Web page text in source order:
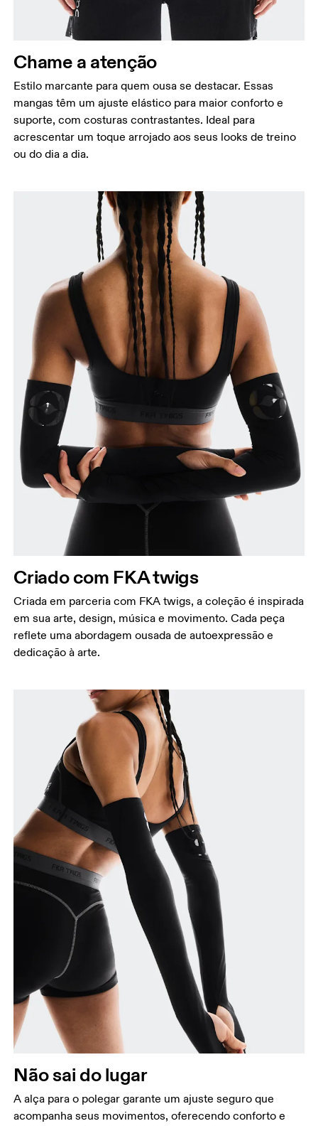
Comprimento do braço
Com o braço relaxado, meça do ombro ao punho.
Bíceps
Com o braço relaxado, meça ao redor da parte
mais larga da parte superior.
Chame a atenção
Estilo marcante para quem ousa se destacar. Essas
mangas têm um ajuste elástico para maior conforto e
suporte, com costuras contrastantes. Ideal para
acrescentar um toque arrojado aos seus looks de treino
ou do dia a dia.
Criado com FKA twigs
Criada em parceria com FKA twigs, a coleção é inspirada
em sua arte, design, música e movimento. Cada peça
reflete uma abordagem ousada de autoexpressão e
dedicação à arte.
Não sai do lugar
A alça para o polegar garante um ajuste seguro que
acompanha seus movimentos, oferecendo conforto e